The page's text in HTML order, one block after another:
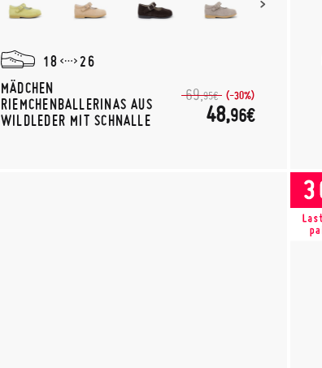
18
26
MÄDCHEN
RIEMCHENBALLERINAS AUS
WILDLEDER MIT SCHNALLE
69,95€ (-30%)
48,96€